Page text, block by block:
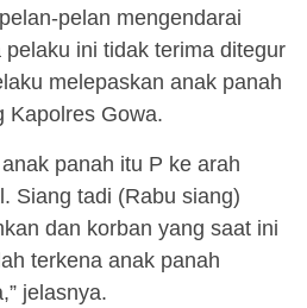
pelan mengendarai
ini tidak terima ditegur
melepaskan anak panah
Kapolres Gowa.
panah itu P ke arah
Siang tadi (Rabu siang)
dan korban yang saat ini
terkena anak panah
jelasnya.